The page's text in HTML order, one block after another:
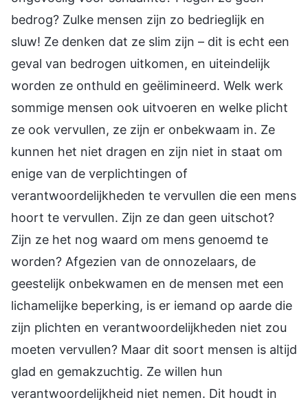
bedrog? Zulke mensen zijn zo bedrieglijk en
sluw! Ze denken dat ze slim zijn – dit is echt een
geval van bedrogen uitkomen, en uiteindelijk
worden ze onthuld en geëlimineerd. Welk werk
sommige mensen ook uitvoeren en welke plicht
ze ook vervullen, ze zijn er onbekwaam in. Ze
kunnen het niet dragen en zijn niet in staat om
enige van de verplichtingen of
verantwoordelijkheden te vervullen die een mens
hoort te vervullen. Zijn ze dan geen uitschot?
Zijn ze het nog waard om mens genoemd te
worden? Afgezien van de onnozelaars, de
geestelijk onbekwamen en de mensen met een
lichamelijke beperking, is er iemand op aarde die
zijn plichten en verantwoordelijkheden niet zou
moeten vervullen? Maar dit soort mensen is altijd
glad en gemakzuchtig. Ze willen hun
verantwoordelijkheid niet nemen. Dit houdt in